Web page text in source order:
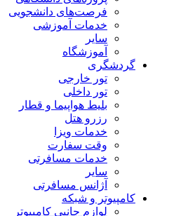
فرصت‌های دانشجویی
خدمات آموزشی
سایر
آموزشگاه
گردشگری
تور خارجی
تور داخلی
بلیط هواپیما و قطار
رزرو هتل
خدمات ویزا
وقت سفارت
خدمات مسافرتی
سایر
آژانس مسافرتی
کامپیوتر و شبکه
لوازم جانبی کامپیوتر